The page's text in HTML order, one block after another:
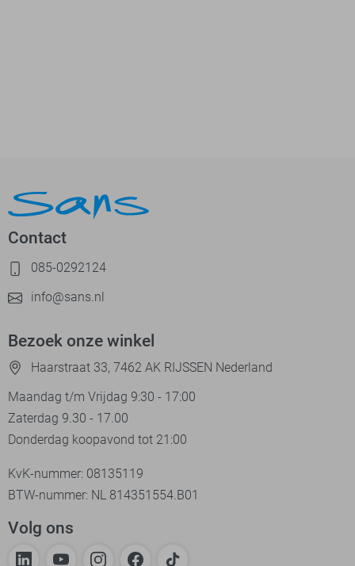
Contact
085-0292124
info@sans.nl
Bezoek onze winkel
Haarstraat 33, 7462 AK RIJSSEN Nederland
Maandag t/m Vrijdag 9:30 - 17:00
Zaterdag 9.30 - 17.00
Donderdag koopavond tot 21:00
KvK-nummer: 08135119
BTW-nummer: NL 814351554.B01
Volg ons